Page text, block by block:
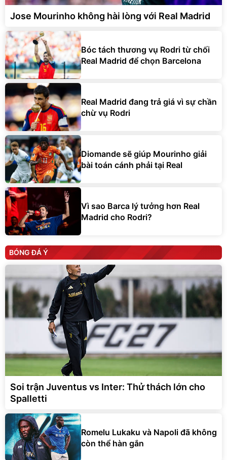
Jose Mourinho không hài lòng với Real Madrid
Bóc tách thương vụ Rodri từ chối
Real Madrid để chọn Barcelona
Real Madrid đang trả giá vì sự chần
chừ vụ Rodri
Diomande sẽ giúp Mourinho giải
bài toán cánh phải tại Real
Vì sao Barca lý tưởng hơn Real
Madrid cho Rodri?
BÓNG ĐÁ Ý
Soi trận Juventus vs Inter: Thử thách lớn cho
Spalletti
Romelu Lukaku và Napoli đã không
còn thể hàn gắn